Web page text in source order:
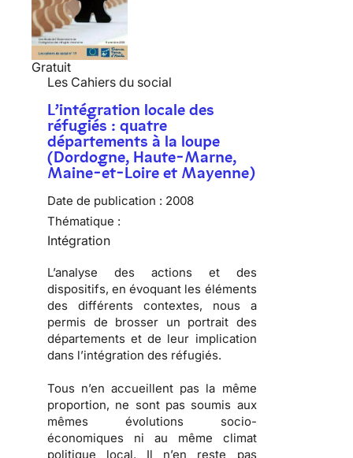
Gratuit
Les Cahiers du social
L’intégration locale des
réfugiés : quatre
départements à la loupe
(Dordogne, Haute-Marne,
Maine-et-Loire et Mayenne)
Date de publication : 2008
Thématique :
Intégration
L’analyse des actions et des
dispositifs, en évoquant les éléments
des différents contextes, nous a
permis de brosser un portrait des
départementset de leur implication
dans l’intégration des réfugiés.
Tous n’en accueillent pas la même
proportion, ne sont pas soumis aux
mêmes évolutions socio-
économiques ni au même climat
politique local. Il n’en reste pas